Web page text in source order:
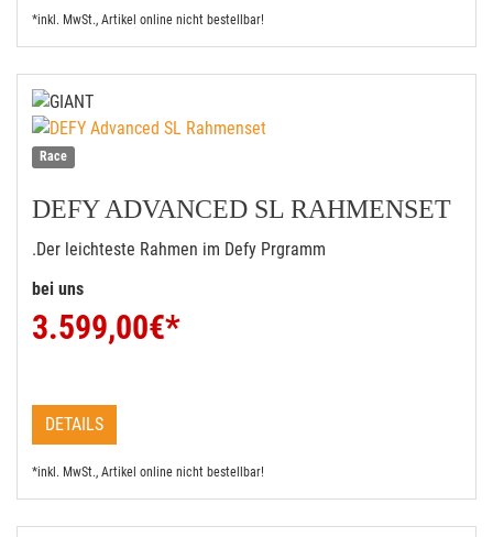
*inkl. MwSt., Artikel online nicht bestellbar!
Race
DEFY ADVANCED SL RAHMENSET
.Der leichteste Rahmen im Defy Prgramm
bei uns
3.599,00€*
DETAILS
*inkl. MwSt., Artikel online nicht bestellbar!